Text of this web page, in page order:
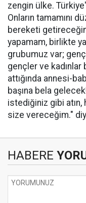
zengin ülke.
Onların tamamını
bereketi
yapamam, birlikte
grubumuz var;
gençler ve
attığında annesi-
başına bela
istediğiniz gibi
size vereceğim."
HABERE